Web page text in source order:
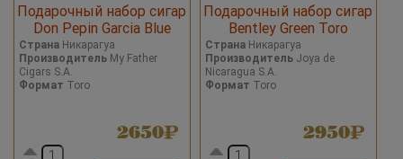
Подарочный набор сигар
Don Pepin Garcia Blue
Generosos Toro
Страна Никарагуа
Производитель My Father
Cigars S.A.
Формат Toro
2650
Подарочный набор сигар
Bentley Green Toro
СтранаНикарагуа
ПроизводительJoya de
Nicaragua S.A.
Формат Toro
2950